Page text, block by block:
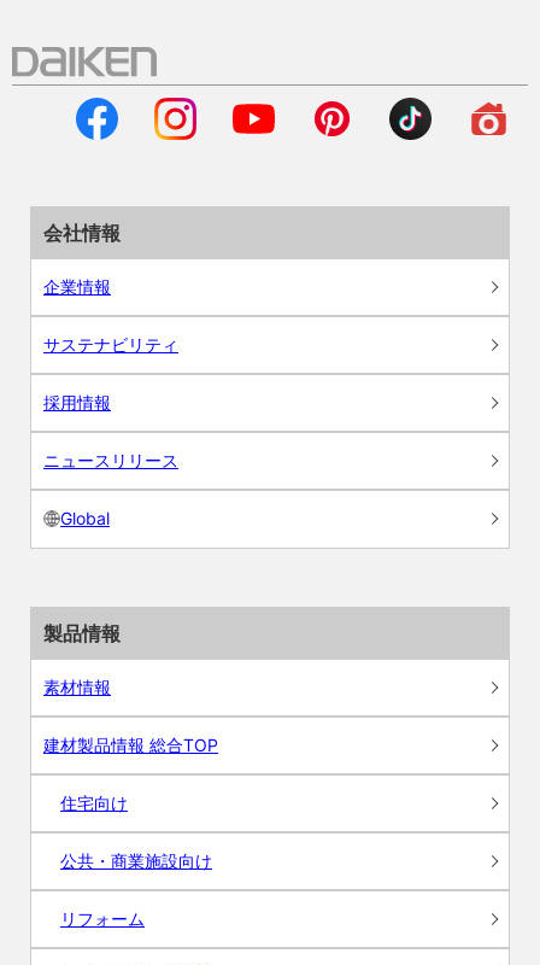
会社情報
企業情報
サステナビリティ
採用情報
ニュースリリース
Global
製品情報
素材情報
建材製品情報 総合TOP
住宅向け
公共・商業施設向け
リフォーム